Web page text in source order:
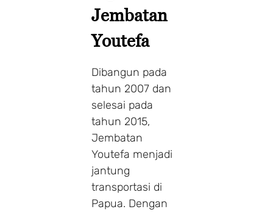
Jembatan
Youtefa
Dibangun pada
tahun 2007 dan
selesai pada
tahun 2015,
Jembatan
Youtefa menjadi
jantung
transportasi di
Papua. Dengan